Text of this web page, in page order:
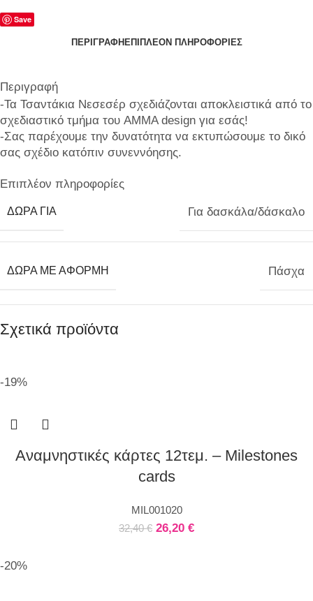
Save
ΠΕΡΙΓΡΑΦΉΕΠΙΠΛΈΟΝ ΠΛΗΡΟΦΟΡΊΕΣ
Περιγραφή
-Τα Τσαντάκια Νεσεσέρ σχεδιάζονται αποκλειστικά από το
σχεδιαστικό τμήμα του AMMA design για εσάς!
-Σας παρέχουμε την δυνατότητα να εκτυπώσουμε το δικό
σας σχέδιο κατόπιν συνεννόησης.
Επιπλέον πληροφορίες
ΔΩΡΑ ΓΙΑ Για δασκάλα/δάσκαλο
ΔΩΡΑ ΜΕ ΑΦΟΡΜΗ Πάσχα
Σχετικά προϊόντα
-19%
Αναμνηστικές κάρτες 12τεμ. – Milestones
cards
MIL001020
32,40€ 26,20 €
-20%